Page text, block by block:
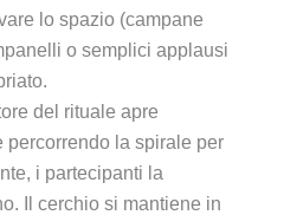
lo spazio (campane
o semplici applausi
del rituale apre
percorrendo la spirale per
i partecipanti la
Il cerchio si mantiene in